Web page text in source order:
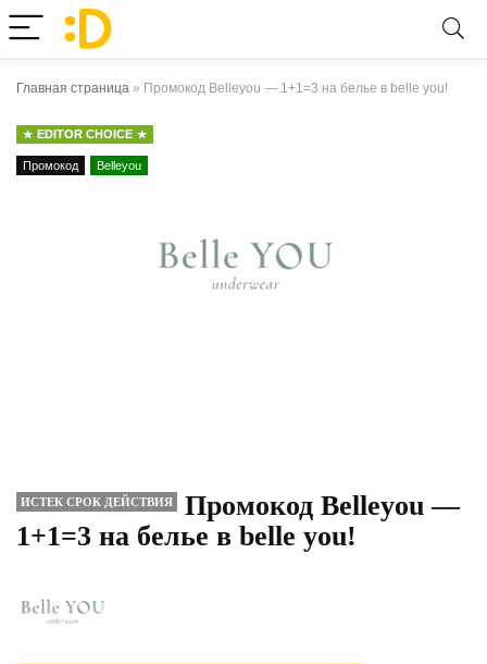
Главная страница » Промокод Belleyou — 1+1=3 на белье в belle you!
EDITOR CHOICE
Промокод Belleyou
ИСТЕК СРОК ДЕЙСТВИЯ
Промокод Belleyou —
1+1=3 на белье в belle you!